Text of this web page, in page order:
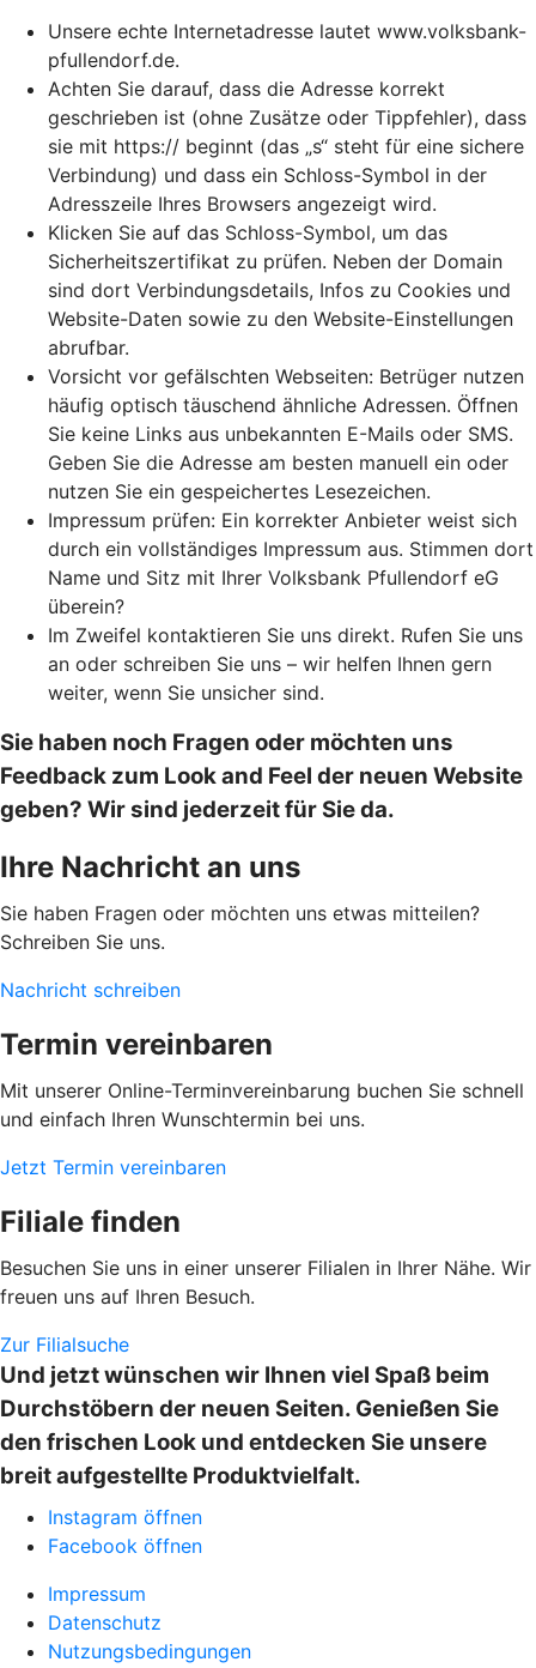
Unsere echte Internetadresse lautet www.volksbank-
pfullendorf.de.
Achten Sie darauf, dass die Adresse korrekt
geschrieben ist (ohne Zusätze oder Tippfehler), dass
sie mit https:// beginnt (das „s“ steht für eine sichere
Verbindung) und dass ein Schloss-Symbol in der
Adresszeile Ihres Browsers angezeigt wird.
Klicken Sie auf das Schloss-Symbol, um das
Sicherheitszertifikat zu prüfen. Neben der Domain
sind dort Verbindungsdetails, Infos zu Cookies und
Website-Daten sowie zu den Website-Einstellungen
abrufbar.
Vorsicht vor gefälschten Webseiten: Betrüger nutzen
häufig optisch täuschend ähnliche Adressen. Öffnen
Sie keine Links aus unbekannten E-Mails oder SMS.
Geben Sie die Adresse am besten manuell ein oder
nutzen Sie ein gespeichertes Lesezeichen.
Impressum prüfen: Ein korrekter Anbieter weist sich
durch ein vollständiges Impressum aus. Stimmen dort
Name und Sitz mit Ihrer Volksbank Pfullendorf eG
überein?
Im Zweifel kontaktieren Sie uns direkt. Rufen Sie uns
an oder schreiben Sie uns – wir helfen Ihnen gern
weiter, wenn Sie unsicher sind.
Sie haben noch Fragen oder möchten uns
Feedback zum Look and Feel der neuen Website
geben? Wir sind jederzeit für Sie da.
Ihre Nachricht an uns
Sie haben Fragen oder möchten uns etwas mitteilen?
Schreiben Sie uns.
Nachricht schreiben
Termin vereinbaren
Mit unserer Online-Terminvereinbarung buchen Sie schnell
und einfach Ihren Wunschtermin bei uns.
Jetzt Termin vereinbaren
Filiale finden
Besuchen Sie uns in einer unserer Filialen in Ihrer Nähe. Wir
freuen uns auf Ihren Besuch.
Zur Filialsuche
Und jetzt wünschen wir Ihnen viel Spaß beim
Durchstöbern der neuen Seiten. Genießen Sie
den frischen Look und entdecken Sie unsere
breit aufgestellte Produktvielfalt.
Instagram öffnen
Facebook öffnen
Impressum
Datenschutz
Nutzungsbedingungen